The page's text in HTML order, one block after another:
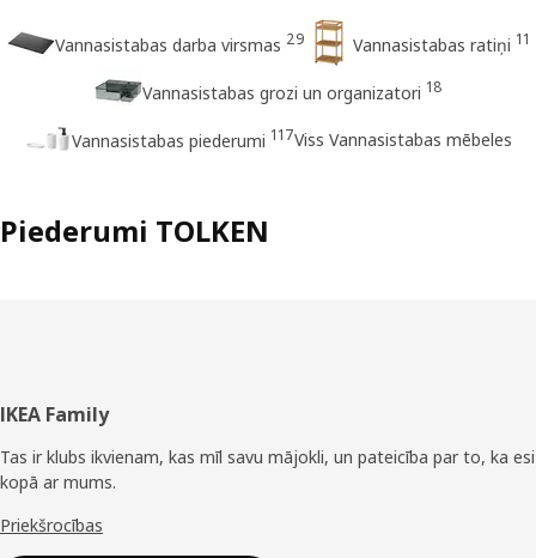
Vannasistabas darba virsmas 29 Vannasistabas ratiņi 11
Vannasistabas grozi un organizatori 18
Vannasistabas piederumi 117Viss Vannasistabas mēbeles
Piederumi TOLKEN
Kājene
IKEA Family
Tas ir klubs ikvienam, kas mīl savu mājokli, un pateicība par to, ka esi
kopā ar mums.
Priekšrocības